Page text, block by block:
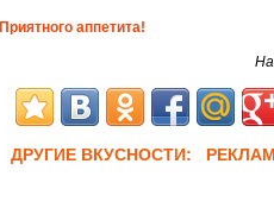
Приятного аппетита!
ДРУГИЕ ВКУСНОСТИ: